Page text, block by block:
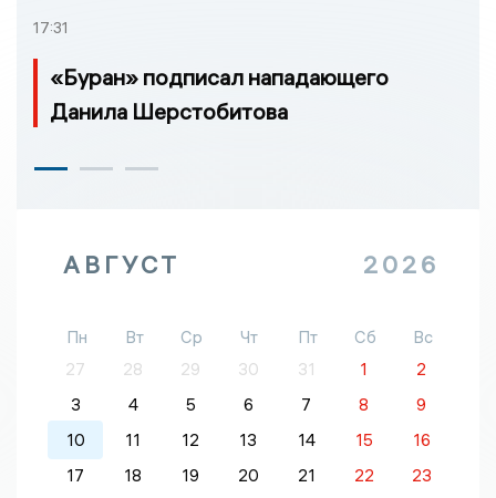
17:31
«Буран» подписал нападающего
Данила Шерстобитова
АВГУСТ 2026
Пн Вт Ср Чт Пт Сб
Вс
27
28 29 30 31 1
2
3
4 5 6 7 8
9
10
11 12 13 14 15
16
17
18 19 20 21 22
23